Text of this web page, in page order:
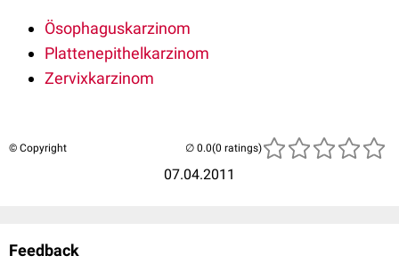
Ösophaguskarzinom
Plattenepithelkarzinom
Zervixkarzinom
© Copyright
07.04.2011
(0 ratings)
Feedback